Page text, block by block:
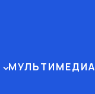
МУЛЬТИМЕДИА